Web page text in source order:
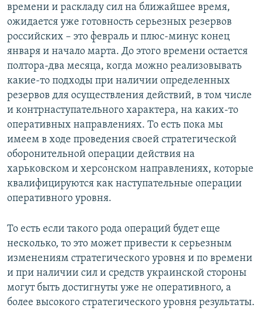
времени и раскладу сил на ближайшее время,
ожидается уже готовность серьезных резервов
российских – это февраль и плюс-минус конец
января и начало марта. До этого времени остается
полтора-два месяца, когда можно реализовывать
какие-то подходы при наличии определенных
резервов для осуществления действий, в том числе
и контрнаступательного характера, на каких-то
оперативных направлениях. То есть пока мы
имеем в ходе проведения своей стратегической
оборонительной операции действия на
харьковском и херсонском направлениях, которые
квалифицируются как наступательные операции
оперативного уровня.
То есть если такого рода операций будет еще
несколько, то это может привести к серьезным
изменениям стратегического уровня и по времени
и при наличии сил и средств украинской стороны
могут быть достигнуты уже не оперативного, а
более высокого стратегического уровня результаты.